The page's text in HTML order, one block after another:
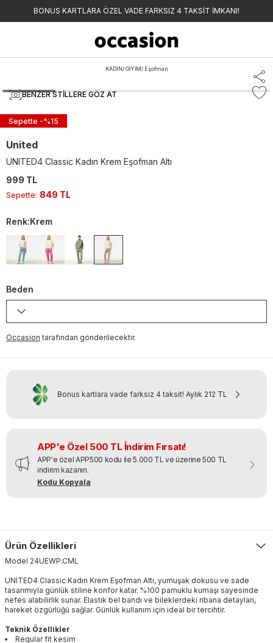
BONUS KARTLARA ÖZEL VADE FARKSIZ 4 TAKSİT İMKANI!
KADIN/ GİYİM/ Eşofman
BENZER STILLERE GÖZ AT
Sepette -%15
United
UNITED4 Classic Kadın Krem Eşofman Altı
999 TL
Sepette: 849 TL
Renk:Krem
Beden
Occasion tarafından gönderilecektir.
Bonus kartlara vade farksız 4 taksit! Aylık 212 TL
APP'e Özel 500 TL İndirim Fırsatı!
APP'e özel APP500 kodu ile 5.000 TL ve üzerine 500 TL
indirim kazanın.
Kodu Kopyala
Ürün Özellikleri
Model 24UEWP.CML
UNITED4 Classic Kadın Krem Eşofman Altı, yumuşak dokusu ve sade
tasarımıyla günlük stiline konfor katar. %100 pamuklu kumaşı sayesinde
nefes alabilirlik sunar. Elastik bel bandı ve bileklerdeki ribana detayları,
hareket özgürlüğü sağlar. Günlük kullanım için ideal bir tercihtir.
Teknik Özellikler
Regular fit kesim